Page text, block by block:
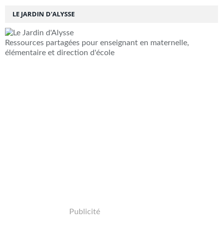
LE JARDIN D'ALYSSE
Ressources partagées pour enseignant en maternelle,
élémentaire et direction d'école
Publicité